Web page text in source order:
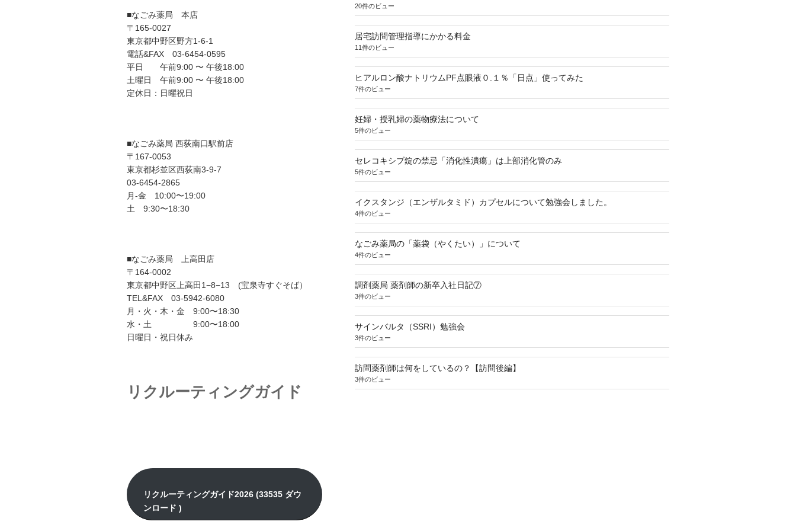
■なごみ薬局 本店
〒165-0027
東京都中野区野方1-6-1
電話&FAX 03-6454-0595
平日 午前9:00 〜 午後18:00
土曜日 午前9:00 〜 午後18:00
定休日：日曜祝日
■なごみ薬局 西荻南口駅前店
〒167-0053
東京都杉並区西荻南3-9-7
03-6454-2865
月-金 10:00〜19:00
土 9:30〜18:30
■なごみ薬局 上高田店
〒164-0002
東京都中野区上高田1−8−13 (宝泉寺すぐそば）
TEL&FAX 03-5942-6080
月・火・木・金 9:00〜18:30
水・土 9:00〜18:00
日曜日・祝日休み
リクルーティングガイド
リクルーティングガイド2026 (33535 ダウ
20件のビュー
居宅訪問管理指導にかかる料金
11件のビュー
ヒアルロン酸ナトリウムPF点眼液０.１％「日点」使ってみた
7件のビュー
妊婦・授乳婦の薬物療法について
5件のビュー
セレコキシブ錠の禁忌「消化性潰瘍」は上部消化管のみ
5件のビュー
イクスタンジ（エンザルタミド）カプセルについて勉強会しました。
4件のビュー
なごみ薬局の「薬袋（やくたい）」について
4件のビュー
調剤薬局 薬剤師の新卒入社日記⑦
3件のビュー
サインバルタ（SSRI）勉強会
3件のビュー
訪問薬剤師は何をしているの？【訪問後編】
3件のビュー